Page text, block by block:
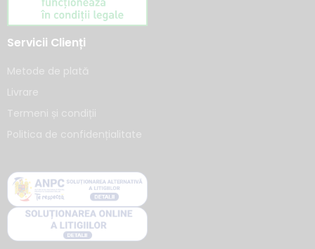
Servicii Clienți
Metode de plată
Livrare
Termeni și condiții
Politica de confidențialitate